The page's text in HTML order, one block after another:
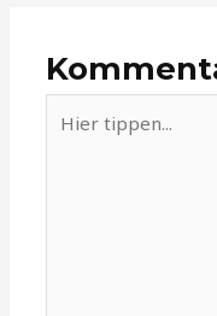
tippen...